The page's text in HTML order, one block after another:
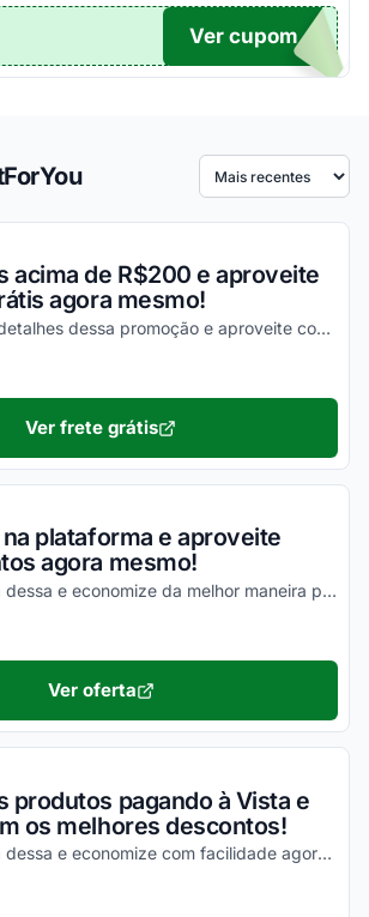
TICO
Ver cupom
Ordenar por
acima de R$200 e aproveite
agora mesmo!
Confira todos os detalhes dessa promoção e aproveite com vantagens simplesmente incríveis!
funcionou
Ver frete grátis
plataforma e aproveite
agora mesmo!
Não fique de fora dessa e economize da melhor maneira possível!
funcionou
Ver oferta
produtos pagando à Vista e
os melhores descontos!
Não fique de fora dessa e economize com facilidade agora mesmo!
funcionou